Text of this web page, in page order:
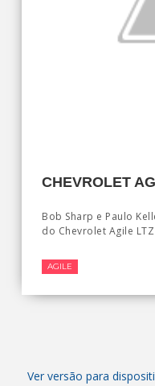
CHEVROLET
Bob Sharp e Paulo
do Chevrolet Agile
AGILE
Ver versão para